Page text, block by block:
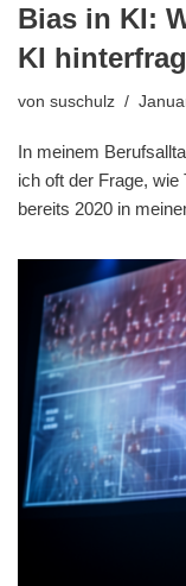
Bias in KI:
KI
von suschulz
In meinem
ich oft der Frage,
bereits 2020 in